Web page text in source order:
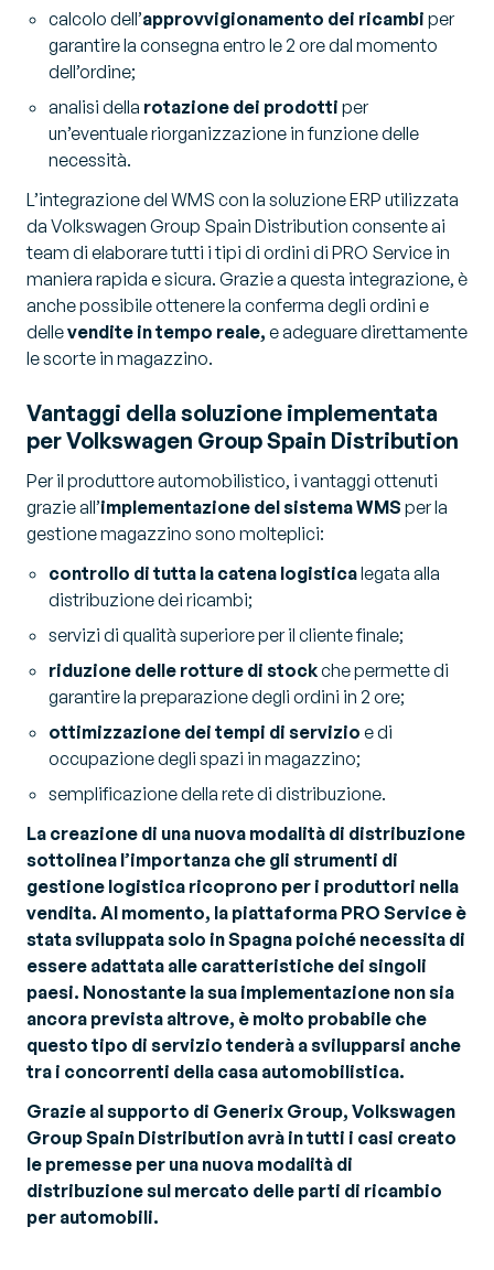
calcolo dell’approvvigionamento dei ricambi per
garantire la consegna entro le 2 ore dal momento
dell’ordine;
analisi della rotazione dei prodotti per
un’eventuale riorganizzazione in funzione delle
necessità.
L’integrazione del WMS con la soluzione ERP utilizzata
da Volkswagen Group Spain Distribution consente ai
team di elaborare tutti i tipi di ordini di PRO Service in
maniera rapida e sicura. Grazie a questa integrazione, è
anche possibile ottenere la conferma degli ordini e
dellevendite in tempo reale, e adeguare direttamente
le scorte in magazzino.
Vantaggi della soluzione implementata
per Volkswagen Group Spain Distribution
Per il produttore automobilistico, i vantaggi ottenuti
grazie all’implementazione del sistema WMS per la
gestione magazzino sono molteplici:
controllo di tutta la catena logisticalegata alla
distribuzione dei ricambi;
servizi di qualità superiore per il cliente finale;
riduzione delle rotture di stockche permette di
garantire la preparazione degli ordini in 2 ore;
ottimizzazione dei tempi di servizio e di
occupazione degli spazi in magazzino;
semplificazione della rete di distribuzione.
La creazione di una nuova modalità di distribuzione
sottolinea l’importanza che gli strumenti di
gestione logistica ricoprono per i produttori nella
vendita. Al momento, la piattaforma PRO Service è
stata sviluppata solo in Spagna poiché necessita di
essere adattata alle caratteristiche dei singoli
paesi. Nonostante la sua implementazione non sia
ancora prevista altrove, è molto probabile che
questo tipo di servizio tenderà a svilupparsi anche
tra i concorrenti della casa automobilistica.
Grazie al supporto di Generix Group, Volkswagen
Group Spain Distribution avrà in tutti i casi creato
le premesse per una nuova modalità di
distribuzione sul mercato delle parti di ricambio
per automobili.